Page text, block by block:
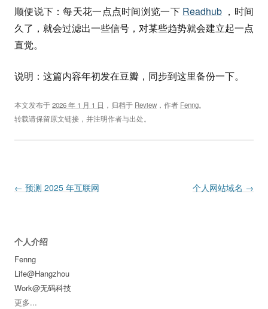
顺便说下：每天花一点点时间浏览一下 Readhub ，时间
久了，就会过滤出一些信号，对某些趋势就会建立起一点
直觉。
说明：这篇内容年初发在豆瓣，同步到这里备份一下。
本文发布于2026 年 1 月 1 日 ，归档于 Review ，作者 Fenng。
转载请保留原文链接，并注明作者与出处。
Post navigation
← 预测 2025 年互联网 个人网站域名 →
个人介绍
Fenng
Life@Hangzhou
Work@无码科技
更多...